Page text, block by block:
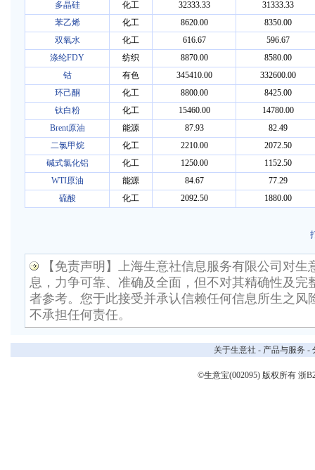
多晶硅
化工 32333.33
31333.33
苯乙烯
化工 8620.00
8350.00
双氧水
化工 616.67
596.67
涤纶FDY
纺织 8870.00
8580.00
钴
有色 345410.00
332600.00
环己酮
化工 8800.00
8425.00
钛白粉
化工 15460.00
14780.00
Brent原油
能源 87.93
82.49
二氯甲烷
化工 2210.00
2072.50
碱式氯化铝
化工 1250.00
1152.50
WTI原油
能源 84.67
77.29
硫酸
化工 2092.50 1880.00
【免责声明】上海生意社信息服务有限公司对生
息，力争可靠、准确及全面，但不对其精确性及完
者参考。您于此接受并承认信赖任何信息所生之风
不承担任何责任。
关于生意社 - 产品与服务 -
©生意宝(002095) 版权所有 浙